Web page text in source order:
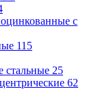
с
115
стальные 25
62